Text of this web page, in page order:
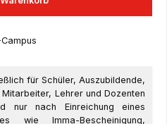
für Schüler, Auszubildende,
Lehrer und Dozenten
nur nach Einreichung eines
wie Imma-Bescheinigung,